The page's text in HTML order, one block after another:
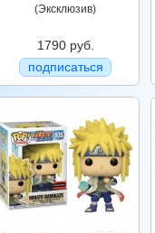
(Эксклюзив)
1790 руб.
подписаться